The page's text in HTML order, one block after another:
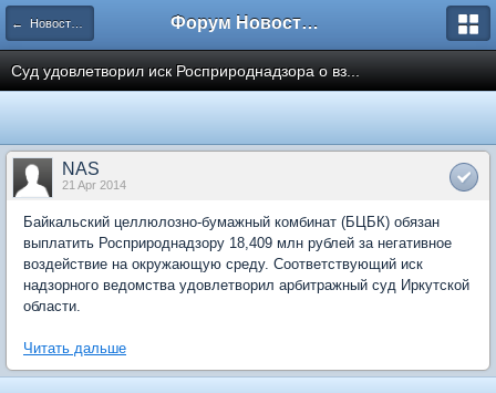
← Новости рынка недвижимости Форум Новостройки
Суд удовлетворил иск Росприроднадзора о вз...
NAS
21 Apr 2014
Байкальский целлюлозно-бумажный комбинат (БЦБК) обязан
выплатить Росприроднадзору 18,409 млн рублей за негативное
воздействие на окружающую среду. Соответствующий иск
надзорного ведомства удовлетворил арбитражный суд Иркутской
области.
Читать дальше